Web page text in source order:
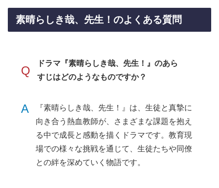
素晴らしき哉、先生！のよくある質問
Q
ドラマ『素晴らしき哉、先生！』のあら
すじはどのようなものですか？
A
『素晴らしき哉、先生！』は、生徒と真摯に
向き合う熱血教師が、さまざまな課題を抱え
る中で成長と感動を描くドラマです。教育現
場での様々な挑戦を通じて、生徒たちや同僚
との絆を深めていく物語です。